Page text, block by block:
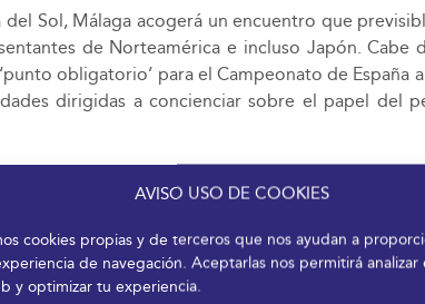
AVISO USO DE COOKIES
cookies propias y de terceros que nos ayudan a
de navegación. Aceptarlas nos permitirá analizar
y optimizar tu experiencia.
Sol, Málaga acogerá un encuentro que
de Norteamérica e incluso Japón.
obligatorio’ para el Campeonato de
dirigidas a concienciar sobre el papel del